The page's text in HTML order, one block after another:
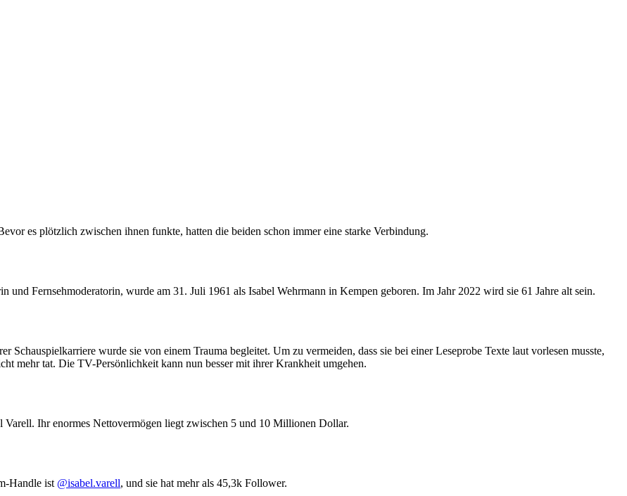
es plötzlich zwischen ihnen funkte, hatten die beiden schon immer eine starke Verbindung.
und Fernsehmoderatorin, wurde am 31. Juli 1961 als Isabel Wehrmann in Kempen geboren. Im Jahr 2022 wird sie 61 Jahre alt sein.
Schauspielkarriere wurde sie von einem Trauma begleitet. Um zu vermeiden, dass sie bei einer Leseprobe Texte laut vorlesen musste,
mehr tat. Die TV-Persönlichkeit kann nun besser mit ihrer Krankheit umgehen.
Ihr enormes Nettovermögen liegt zwischen 5 und 10 Millionen Dollar.
Handle ist @isabel.varell, und sie hat mehr als 45,3k Follower.